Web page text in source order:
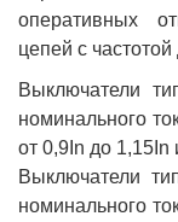
оперативных
цепей с
Выключатели
номинального
от 0,9In до
Выключатели
номинального